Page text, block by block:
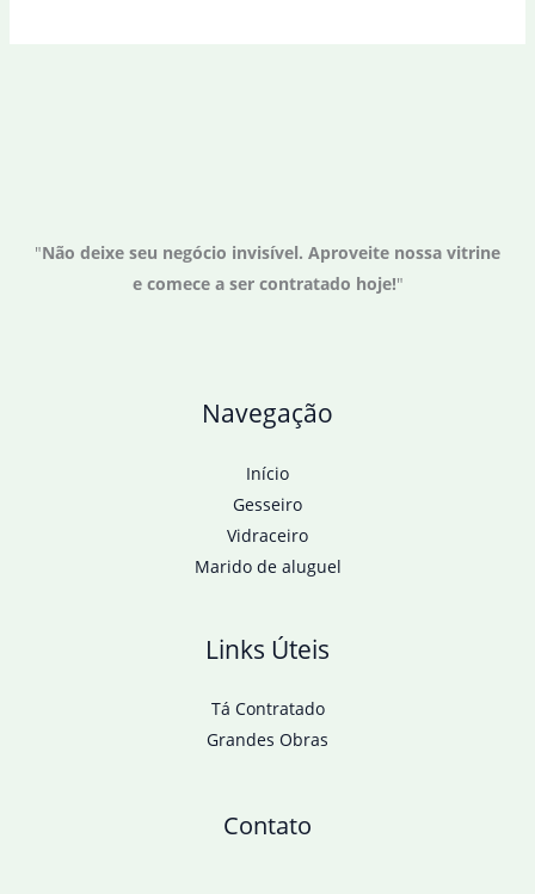
"Não deixe seu negócio invisível. Aproveite nossa vitrine
e comece a ser contratado hoje!"
Navegação
Início
Gesseiro
Vidraceiro
Marido de aluguel
Links Úteis
Tá Contratado
Grandes Obras
Contato